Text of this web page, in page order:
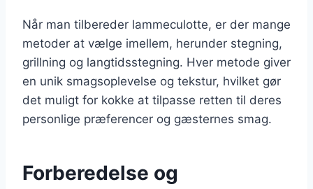
Når man tilbereder lammeculotte, er der mange
metoder at vælge imellem, herunder stegning,
grillning og langtidsstegning. Hver metode giver
en unik smagsoplevelse og tekstur, hvilket gør
det muligt for kokke at tilpasse retten til deres
personlige præferencer og gæsternes smag.
Forberedelse og